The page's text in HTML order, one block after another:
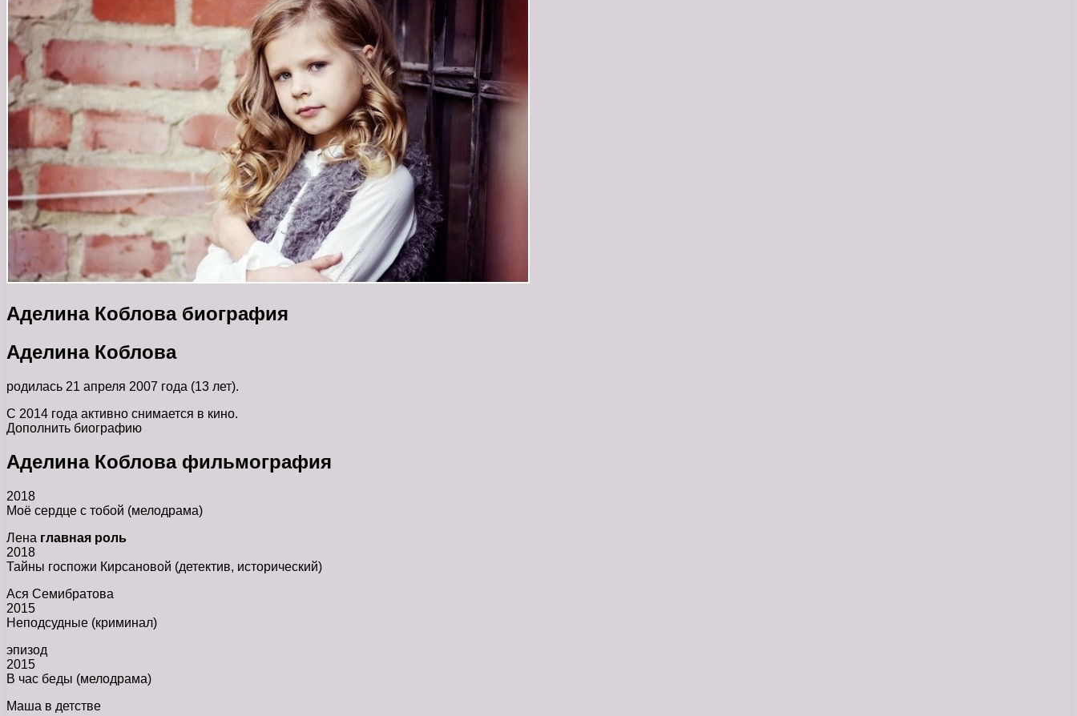
Аделина Коблова биография
Аделина Коблова
родилась 21 апреля 2007 года (13 лет).
С 2014 года активно снимается в кино.
Дополнить биографию
Аделина Коблова фильмография
2018
Моё сердце с тобой (мелодрама)
Лена главная роль
2018
Тайны госпожи Кирсановой (детектив, исторический)
Ася Семибратова
2015
Неподсудные (криминал)
эпизод
2015
В час беды (мелодрама)
Маша в детстве